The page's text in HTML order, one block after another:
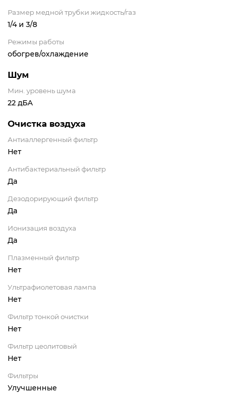
Размер медной трубки жидкость/газ
1/4 и 3/8
Режимы работы
обогрев/охлаждение
Шум
Мин. уровень шума
22 дБА
Очистка воздуха
Антиаллергенный фильтр
Нет
Антибактериальный фильтр
Да
Дезодорирующий фильтр
Да
Ионизация воздуха
Да
Плазменный фильтр
Нет
Ультрафиолетовая лампа
Нет
Фильтр тонкой очистки
Нет
Фильтр цеолитовый
Нет
Фильтры
Улучшенные